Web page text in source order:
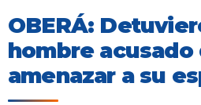
OBERÁ:
hombre
amenazar a su